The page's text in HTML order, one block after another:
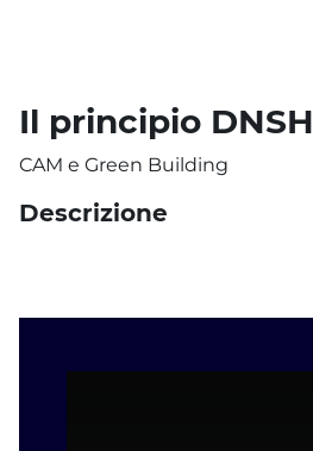
Il principio DNSH
CAM e Green Building
Descrizione